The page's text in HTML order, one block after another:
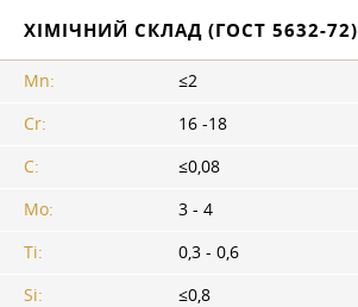
ХІМІЧНИЙ СКЛАД (ГОСТ 5632-72)
Mn:
≤2
Cr:
16 -18
C:
≤0,08
Mo:
3 - 4
Ti:
0,3 - 0,6
Si:
≤0,8